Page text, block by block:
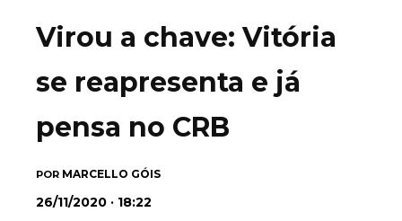
Virou a chave: Vitória
se reapresenta e já
pensa no CRB
POR MARCELLO GÓIS
26/11/2020 · 18:22